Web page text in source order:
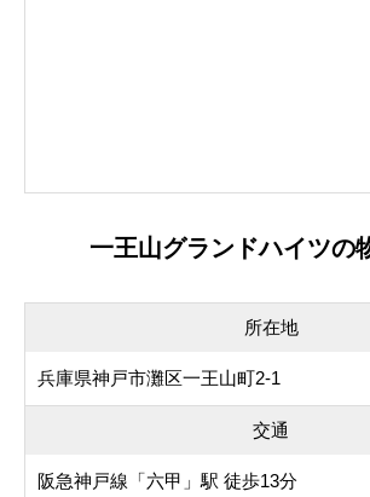
一王山グランドハイツの
所在地
兵庫県神戸市灘区一王山町2-1
交通
阪急神戸線「六甲」駅 徒歩13分